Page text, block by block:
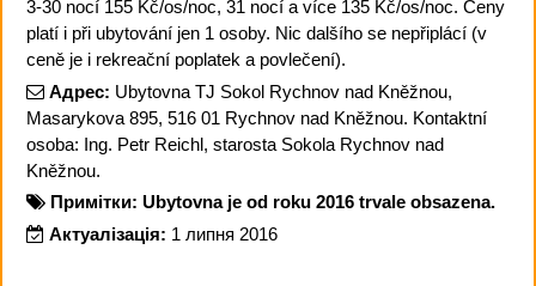
3-30 nocí 155 Kč/os/noc, 31 nocí a více 135 Kč/os/noc. Ceny
platí i při ubytování jen 1 osoby. Nic dalšího se nepřiplácí (v
ceně je i rekreační poplatek a povlečení).
Адрес: Ubytovna TJ Sokol Rychnov nad Kněžnou,
Masarykova 895, 516 01 Rychnov nad Kněžnou. Kontaktní
osoba: Ing. Petr Reichl, starosta Sokola Rychnov nad
Kněžnou.
Примітки: Ubytovna je od roku 2016 trvale obsazena.
Актуалізація: 1 липня 2016